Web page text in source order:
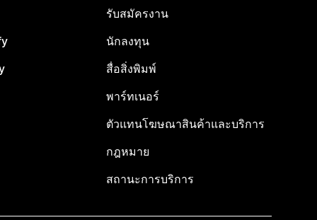
รับสมัครงาน
นักลงทุน
สื่อสิ่งพิมพ์
พาร์ทเนอร์
ตัวแทนโฆษณาสินค้าและบริการ
กฎหมาย
สถานะการบริการ